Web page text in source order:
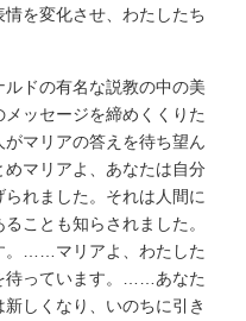
を変化させ、わたしたち
ドの有名な説教の中の美
ッセージを締めくくりた
マリアの答えを待ち望ん
マリアよ、あなたは自分
れました。それは人間に
ことも知らされました。
。……マリアよ、わたした
待っています。……あなた
しくなり、いのちに引き